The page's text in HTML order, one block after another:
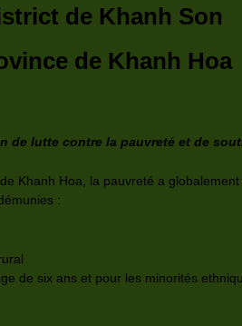
de Khanh Son
de Khanh Hoa
de lutte contre la pauvreté et de
Khanh Hoa, la pauvreté a
:
de six ans et pour les minorités